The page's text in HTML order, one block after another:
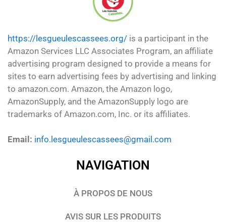
https://lesgueulescassees.org/ is a participant in the
Amazon Services LLC Associates Program, an affiliate
advertising program designed to provide a means for
sites to earn advertising fees by advertising and linking
to amazon.com. Amazon, the Amazon logo,
AmazonSupply, and the AmazonSupply logo are
trademarks of Amazon.com, Inc. or its affiliates.
Email: info.lesgueulescassees@gmail.com
NAVIGATION
À PROPOS DE NOUS
AVIS SUR LES PRODUITS